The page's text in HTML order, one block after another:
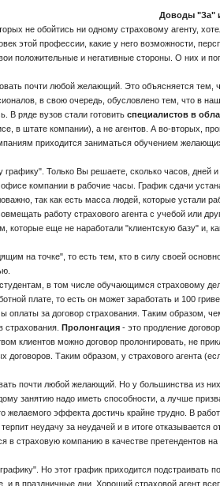
Доводы "За"
не обойтись ни одному страховому агенту,
этой профессии, какие у него возможности,
положительные и негативные стороны. О них и
почти любой желающий. Это объясняется тем,
в свою очередь, обусловлено тем, что в
В ряде вузов стали готовить специалистов в
в штате компании), а не агентов. А во-вторых,
приходится заниматься обучением
Только Вы решаете, сколько часов, дней
компании в рабочие часы. График сдачи
так как есть масса людей, которые устали
работу страхового агента с учебой или
еще не наработали "клиентскую базу" и,
на точке", то есть тем, кто в силу своей
в том числе обучающимся страховому
плате, то есть он может заработать и 100
оплаты за договор страхования. Таким образом,
страхования. Пролонгация - это продление
клиентов можно договор пролонгировать, не
Таким образом, у страхового агента
почти любой желающий. Но у большинства из
занятию надо иметь способности, а лучше
желаемого эффекта достичь крайне трудно. В
неудачу за неудачей и в итоге отказывается
страховую компанию в качестве претендентов
Но этот график приходится подстраивать
и в праздничные дни. Хороший страховой агент